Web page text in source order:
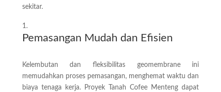
sekitar.
Pemasangan Mudah dan Efisien
Kelembutan dan fleksibilitas geomembrane ini
memudahkan proses pemasangan, menghemat waktu dan
biaya tenaga kerja. Proyek Tanah Cofee Menteng dapat